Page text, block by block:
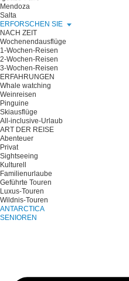
Mendoza
Salta
ERFORSCHEN SIE
NACH ZEIT
Wochenendausflüge
1-Wochen-Reisen
2-Wochen-Reisen
3-Wochen-Reisen
ERFAHRUNGEN
Whale watching
Weinreisen
Pinguine
Skiausflüge
All-inclusive-Urlaub
ART DER REISE
Abenteuer
Privat
Sightseeing
Kulturell
Familienurlaube
Geführte Touren
Luxus-Touren
Wildnis-Touren
ANTARCTICA
SENIOREN